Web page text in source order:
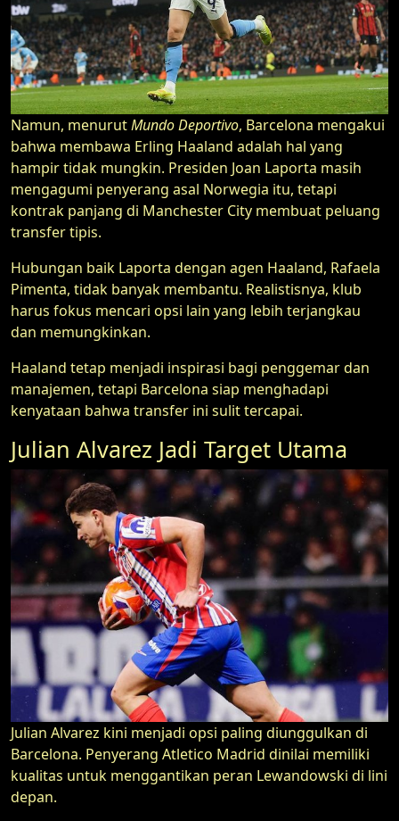
Namun, menurutMundo Deportivo, Barcelona mengakui
bahwa membawa Erling Haaland adalah hal yang
hampir tidak mungkin. Presiden Joan Laporta masih
mengagumi penyerang asal Norwegia itu, tetapi
kontrak panjang di Manchester City membuat peluang
transfer tipis.
Hubungan baik Laporta dengan agen Haaland, Rafaela
Pimenta, tidak banyak membantu. Realistisnya, klub
harus fokus mencari opsi lain yang lebih terjangkau
dan memungkinkan.
Haaland tetap menjadi inspirasi bagi penggemar dan
manajemen, tetapi Barcelona siap menghadapi
kenyataan bahwa transfer ini sulit tercapai.
Julian Alvarez Jadi Target Utama
Julian Alvarez kini menjadi opsi paling diunggulkan di
Barcelona. Penyerang Atletico Madrid dinilai memiliki
kualitas untuk menggantikan peran Lewandowski di lini
depan.